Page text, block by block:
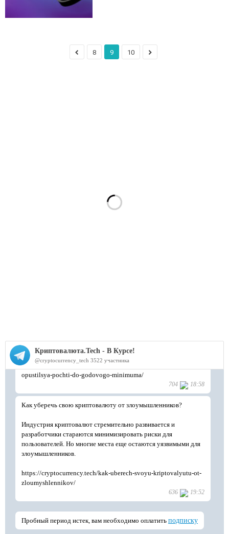
8 9 10